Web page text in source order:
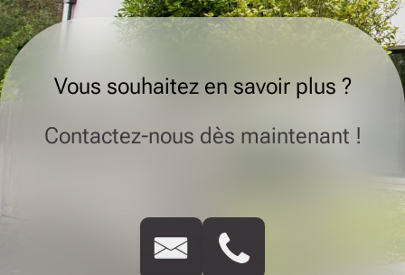
Vous souhaitez en savoir plus ?
Contactez-nous dès maintenant !